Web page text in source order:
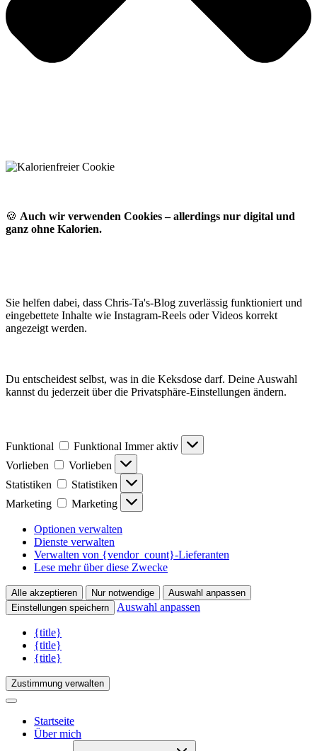
🍪 Auch wir verwenden Cookies – allerdings nur digital und
ganz ohne Kalorien.
Sie helfen dabei, dass Chris-Ta's-Blog zuverlässig funktioniert und
eingebettete Inhalte wie Instagram-Reels oder Videos korrekt
angezeigt werden.
Du entscheidest selbst, was in die Keksdose darf. Deine Auswahl
kannst du jederzeit über die Privatsphäre-Einstellungen ändern.
Funktional Funktional Immer aktiv
Vorlieben
Vorlieben
Statistiken
Statistiken
Marketing
Marketing
Optionen verwalten
Dienste verwalten
Verwalten von {vendor_count}-Lieferanten
Lese mehr über diese Zwecke
Alle akzeptieren Nur notwendige
Auswahl anpassen
Einstellungen speichern
Auswahl anpassen
{title}
{title}
{title}
Zustimmung verwalten
Startseite
Über mich